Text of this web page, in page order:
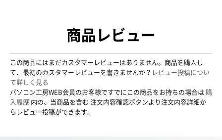
商品レビュー
この商品にはまだカスタマーレビューはありません。商品を購入し
て、最初のカスタマーレビューを書きませんか？ レビュー投稿につい
て詳しく見る
パソコン工房WEB会員のお客様ですでにこの商品をお持ちの場合は 購
入履歴 内の、当商品を含む 注文内容確認ボタンより注文内容詳細か
らレビュー投稿ができます。